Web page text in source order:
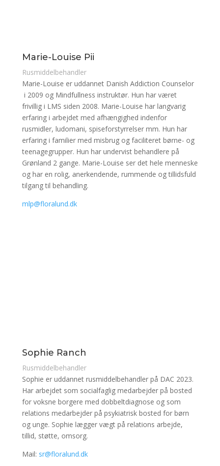
Marie-Louise Pii
Rusmiddelbehandler
Marie-Louise er uddannet Danish Addiction Counselor
i 2009 og Mindfullness instruktør. Hun har været
frivillig i LMS siden 2008. Marie-Louise har langvarig
erfaring i arbejdet med afhængighed indenfor
rusmidler, ludomani, spiseforstyrrelser mm. Hun har
erfaring i familier med misbrug og faciliteret børne- og
teenagegrupper. Hun har undervist behandlere på
Grønland 2 gange. Marie-Louise ser det hele menneske
og har en rolig, anerkendende, rummende og tillidsfuld
tilgang til behandling.
mlp@floralund.dk
Sophie Ranch
Rusmiddelbehandler
Sophie er uddannet rusmiddelbehandler på DAC 2023.
Har arbejdet som socialfaglig medarbejder på bosted
for voksne borgere med dobbeltdiagnose og som
relations medarbejder på psykiatrisk bosted for børn
og unge. Sophie lægger vægt på relations arbejde,
tillid, støtte, omsorg.
Mail: sr@floralund.dk